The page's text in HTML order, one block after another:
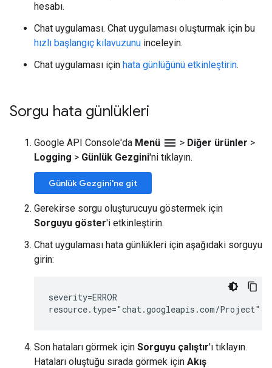
hesabı.
Chat uygulaması. Chat uygulaması oluşturmak için bu
hızlı başlangıç kılavuzunu inceleyin.
Chat uygulaması için hata günlüğünü etkinleştirin.
Sorgu hata günlükleri
Google API Console'da Menü menu > Diğer ürünler >
Logging > Günlük Gezgini'ni tıklayın.
Günlük Gezgini'ne git
Gerekirse sorgu oluşturucuyu göstermek için
Sorguyu göster'i etkinleştirin.
Chat uygulaması hata günlükleri için aşağıdaki sorguyu
girin:
severity=ERROR
Son hataları görmek için Sorguyu çalıştır'ı tıklayın.
Hataları oluştuğu sırada görmek için Akış